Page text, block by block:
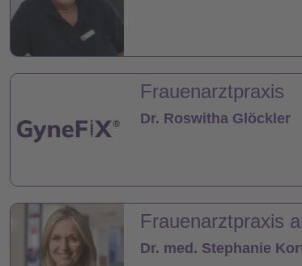
Frauenarztpraxis
Dr. Roswitha Glöckler
Frauenarztpraxis
Dr. med. Stephanie